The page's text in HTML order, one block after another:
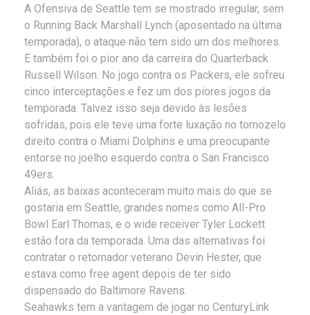
A Ofensiva de Seattle tem se mostrado irregular, sem
o Running Back Marshall Lynch (aposentado na última
temporada), o ataque não tem sido um dos melhores.
E também foi o pior ano da carreira do Quarterback
Russell Wilson. No jogo contra os Packers, ele sofreu
cinco interceptações e fez um dos piores jogos da
temporada. Talvez isso seja devido às lesões
sofridas, pois ele teve uma forte luxação no tornozelo
direito contra o Miami Dolphins e uma preocupante
entorse no joelho esquerdo contra o San Francisco
49ers.
Aliás, as baixas aconteceram muito mais do que se
gostaria em Seattle, grandes nomes como All-Pro
Bowl Earl Thomas, e o wide receiver Tyler Lockett
estão fora da temporada. Uma das alternativas foi
contratar o retornador veterano Devin Hester, que
estava como free agent depois de ter sido
dispensado do Baltimore Ravens.
Seahawks tem a vantagem de jogar no CenturyLink